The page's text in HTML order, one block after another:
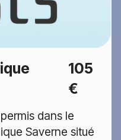
105
€
dans le
Saverne situé